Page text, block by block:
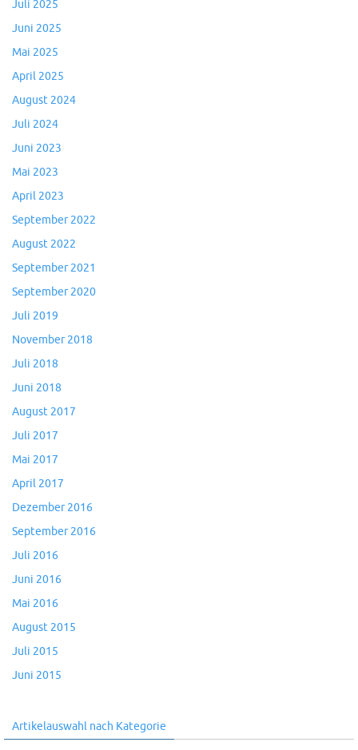
Juli 2025
Juni 2025
Mai 2025
April 2025
August 2024
Juli 2024
Juni 2023
Mai 2023
April 2023
September 2022
August 2022
September 2021
September 2020
Juli 2019
November 2018
Juli 2018
Juni 2018
August 2017
Juli 2017
Mai 2017
April 2017
Dezember 2016
September 2016
Juli 2016
Juni 2016
Mai 2016
August 2015
Juli 2015
Juni 2015
Artikelauswahl nach Kategorie